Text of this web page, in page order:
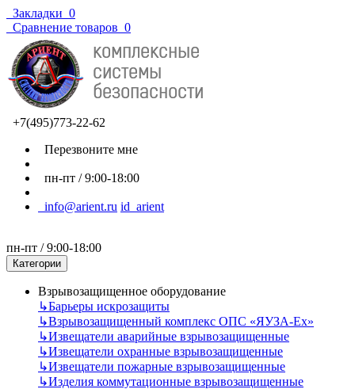
Закладки 0
Сравнение товаров 0
+7(495)773-22-62
Перезвоните мне
пн-пт / 9:00-18:00
info@arient.ru id_arient
пн-пт / 9:00-18:00
Категории
Взрывозащищенное оборудование
↳Барьеры искрозащиты
↳Взрывозащищенный комплекс ОПС «ЯУЗА-Ех»
↳Извещатели аварийные взрывозащищенные
↳Извещатели охранные взрывозащищенные
↳Извещатели пожарные взрывозащищенные
↳Изделия коммутационные взрывозащищенные